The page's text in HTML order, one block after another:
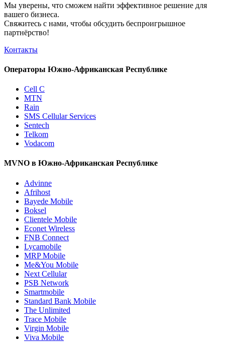
Мы уверены, что сможем найти эффективное решение для
вашего бизнеса.
Свяжитесь с нами, чтобы обсудить беспроигрышное
партнёрство!
Контакты
Операторы Южно-Африканская Республике
Cell C
MTN
Rain
SMS Cellular Services
Sentech
Telkom
Vodacom
MVNO в Южно-Африканская Республике
Advinne
Afrihost
Bayede Mobile
Boksel
Clientele Mobile
Econet Wireless
FNB Connect
Lycamobile
MRP Mobile
Me&You Mobile
Next Cellular
PSB Network
Smartmobile
Standard Bank Mobile
The Unlimited
Trace Mobile
Virgin Mobile
Viva Mobile